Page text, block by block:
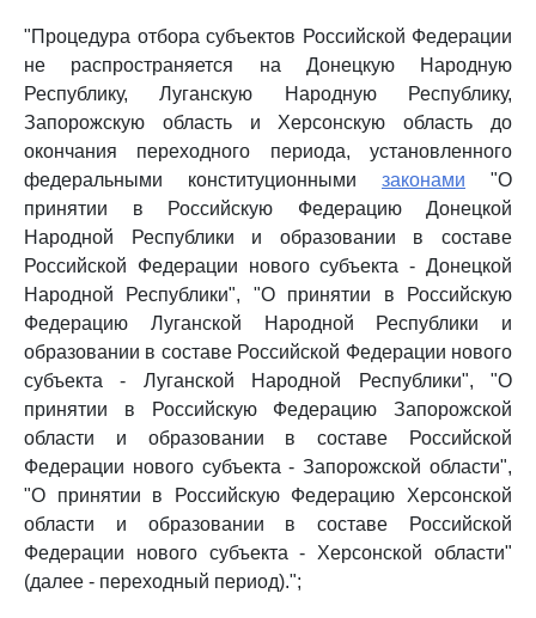
"Процедура отбора субъектов Российской Федерации
не распространяется на Донецкую Народную
Республику, Луганскую Народную Республику,
Запорожскую область и Херсонскую область до
окончания переходного периода, установленного
федеральными конституционными законами "О
принятии в Российскую Федерацию Донецкой
Народной Республики и образовании в составе
Российской Федерации нового субъекта - Донецкой
Народной Республики", "О принятии в Российскую
Федерацию Луганской Народной Республики и
образовании в составе Российской Федерации нового
субъекта - Луганской Народной Республики", "О
принятии в Российскую Федерацию Запорожской
области и образовании в составе Российской
Федерации нового субъекта - Запорожской области",
"О принятии в Российскую Федерацию Херсонской
области и образовании в составе Российской
Федерации нового субъекта - Херсонской области"
(далее - переходный период).";